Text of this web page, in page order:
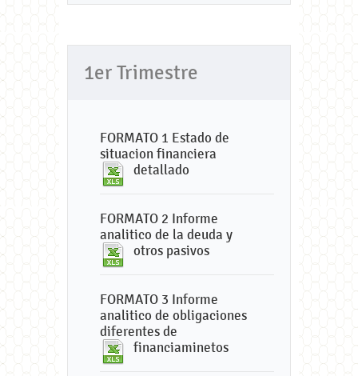
1er Trimestre
FORMATO 1 Estado de
situacion financiera
detallado
FORMATO 2 Informe
analitico de la deuda y
otros pasivos
FORMATO 3 Informe
analitico de obligaciones
diferentes de
financiaminetos